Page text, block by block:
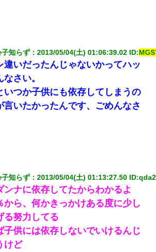
万引きしました」私「はっ？(息子目の前
子ではないので迎えに行きません」→息
物の正体が判明するも・・・
ックレスをプレゼント。「こんな安物を
渡さないほうがマシだからね」→ ６０万
・・
旅行へ出かけた嫁→翌日、嫁「ただいま
んだよ。何度も連絡したのに…」嫁「え
・
に様子がおかしくなった。私「理由を聞
い！』って怒鳴り付けてくるし、困っっ
てみるよ」→ 後日・・・
知らず ：2013/05/04(土) 01:06:39.02 ID:
違いだったんじゃないかってハッ
さい。
いつか子供にも依存してしまうの
言いたかったんです、ごめんなさ
知らず ：2013/05/04(土) 01:13:27.50 ID:
ンナに依存してたからわかるよ
から、何かきっかけある度に少し
る努力してる
子供には依存しないでいけるんじ
けど